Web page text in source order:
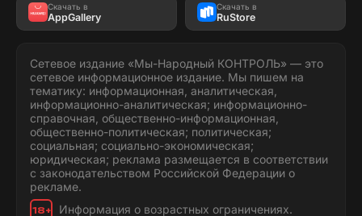
Скачать в
AppGallery
Скачать в
RuStore
Сетевое издание «Мы-Народный КОНТРОЛЬ» — это
сетевое информационное издание. Мы пишем на
тематику: информационная, аналитическая,
информационно-аналитическая; информационно-
справочная, общественно-информационная,
общественно-политическая; политическая;
социальная; социально-экономическая;
юридическая; реклама размещается в соответствии
с законодательством Российской Федерации о
рекламе.
18+ Информация о возрастных ограничениях.